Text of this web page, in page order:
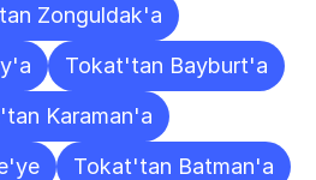
Zonguldak'a
Tokat'tan Bayburt'a
Karaman'a
Tokat'tan Batman'a